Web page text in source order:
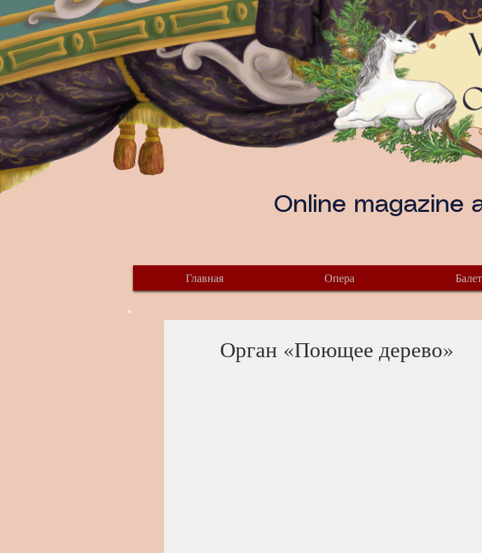
Online magazine
Главная Опера Балет
Орган «Поющее дерево»